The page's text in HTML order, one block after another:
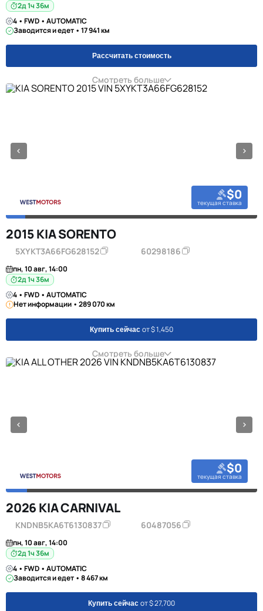
2д 1ч 36м
4 • FWD • AUTOMATIC
Заводится и едет • 17 941 км
Рассчитать стоимость
Смотреть больше
$0
текущая ставка
2015 KIA SORENTO
5XYKT3A66FG628152 60298186
пн, 10 авг, 14:00
2д 1ч 36м
4 • FWD • AUTOMATIC
Нет информации • 289 070 км
Купить сейчас от $ 1,450
Смотреть больше
$0
текущая ставка
2026 KIA CARNIVAL
KNDNB5KA6T6130837 60487056
пн, 10 авг, 14:00
2д 1ч 36м
4 • FWD • AUTOMATIC
Заводится и едет • 8 467 км
Купить сейчас от $ 27,700